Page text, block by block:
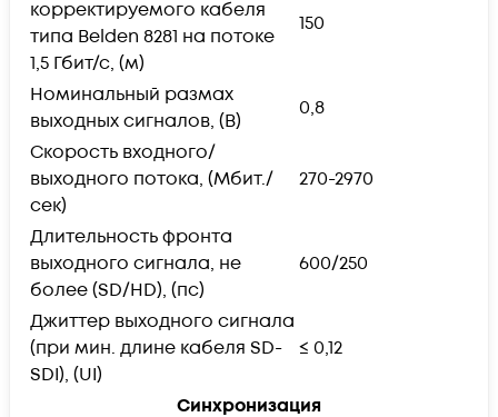
корректируемого кабеля
типа Belden 8281 на потоке
1,5 Гбит/с, (м)
150
Номинальный размах
выходных сигналов, (В)
0,8
Скорость входного/
выходного потока, (Мбит./
сек)
270-2970
Длительность фронта
выходного сигнала, не
более (SD/HD), (пс)
600/250
Джиттер выходного сигнала
(при мин. длине кабеля SD-
SDI), (UI)
≤ 0,12
Синхронизация